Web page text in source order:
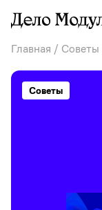
Главная / Советы
Советы